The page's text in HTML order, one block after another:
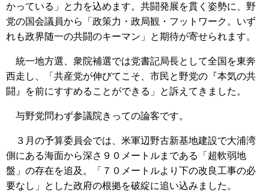
かっている」と力を込めます。共闘発展を貫く姿勢に、野
党の国会議員から「政策力・政局観・フットワーク。いず
れも政界随一の共闘のキーマン」と期待が寄せられます。
統一地方選、衆院補選では党書記局長として全国を東奔
西走し、「共産党が伸びてこそ、市民と野党の『本気の共
闘』を前にすすめることができる」と訴えてきました。
与野党問わず参議院きっての論客です。
３月の予算委員会では、米軍辺野古新基地建設で大浦湾
側にある海面から深さ９０メートルまである「超軟弱地
盤」の存在を追及。「７０メートルより下の改良工事の必
要なし」とした政府の根拠を破綻に追い込みました。